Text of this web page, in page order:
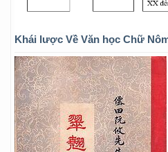
Khái lược Về Văn học Chữ